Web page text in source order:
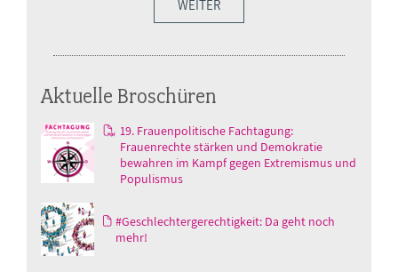
WEITER
Aktuelle Broschüren
19. Frauenpolitische Fachtagung:
Frauenrechte stärken und Demokratie
bewahren im Kampf gegen Extremismus und
Populismus
#Geschlechtergerechtigkeit: Da geht noch
mehr!